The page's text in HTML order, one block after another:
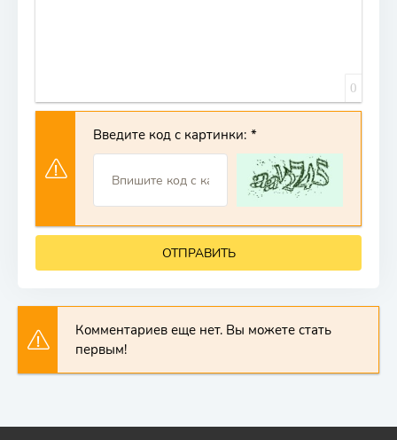
0
Введите код с картинки:
ОТПРАВИТЬ
Комментариев еще нет. Вы можете стать
первым!